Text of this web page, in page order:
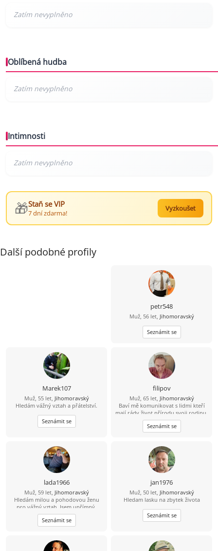
Oblíbená hudba
Intimnosti
🎁Staň se VIP
7 dní zdarma!
Vyzkoušet
Další podobné profily
petr548
Muž, 56 let, Jihomoravský
Seznámit se
Marek107
Muž, 55 let, Jihomoravský
Hledám vážný vztah a přátelství.
Seznámit se
filipov
Muž, 65 let, Jihomoravský
Baví mě komunikovat s lidmi kteří
mají rády život přírodu svoji rodinu.
Mám rád činnost která potěší
pomůže....
Seznámit se
lada1966
Muž, 59 let, Jihomoravský
Hledám milou a pohodovou ženu
pro vážný vztah. Jsem upřímný,
spolehlivý a mám rád přírodu i
obyčejné radosti života.Rád bych
našel partnerku, se kterou budeme
každodenní chvíle.
Seznámit se
jan1976
Muž, 50 let, Jihomoravský
Hledam lasku na zbytek života
Seznámit se